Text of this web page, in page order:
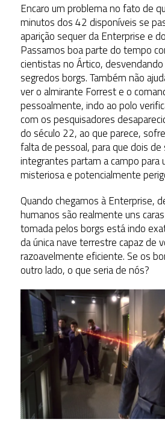
Encaro um problema no fato de
minutos dos 42 disponíveis se
aparição sequer da Enterprise e
Passamos boa parte do tempo
cientistas no Ártico,
segredos borgs. Também não
ver o almirante Forrest e o
pessoalmente, indo ao polo
com os pesquisadores
do século 22, ao que parece,
falta de pessoal, para que dois de
integrantes partam a campo para
misteriosa e potencialmente
Quando chegamos à Enterprise,
humanos são realmente uns
tomada pelos borgs está indo
da única nave terrestre capaz de
razoavelmente eficiente. Se os
outro lado, o que seria de nós?